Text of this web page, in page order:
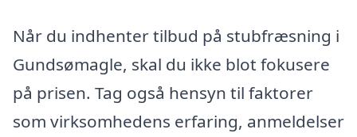
Når du indhenter tilbud på stubfræsning i
Gundsømagle, skal du ikke blot fokusere
på prisen. Tag også hensyn til faktorer
som virksomhedens erfaring, anmeldelser